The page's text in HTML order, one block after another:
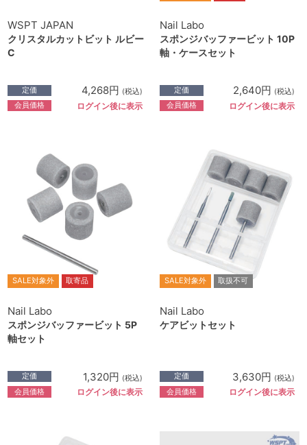
WSPT JAPAN
クリスタルカットビット ルビー
C
定価 4,268円 (税込)
会員価格 ログイン後に表示
Nail Labo
スポンジバッファービット 10P
軸・ケースセット
定価 2,640円 (税込)
会員価格 ログイン後に表示
SALE対象外 取寄品
Nail Labo
スポンジバッファービット 5P
軸セット
定価 1,320円 (税込)
会員価格 ログイン後に表示
SALE対象外 取扱不可
Nail Labo
ケアビットセット
定価 3,630円 (税込)
会員価格 ログイン後に表示